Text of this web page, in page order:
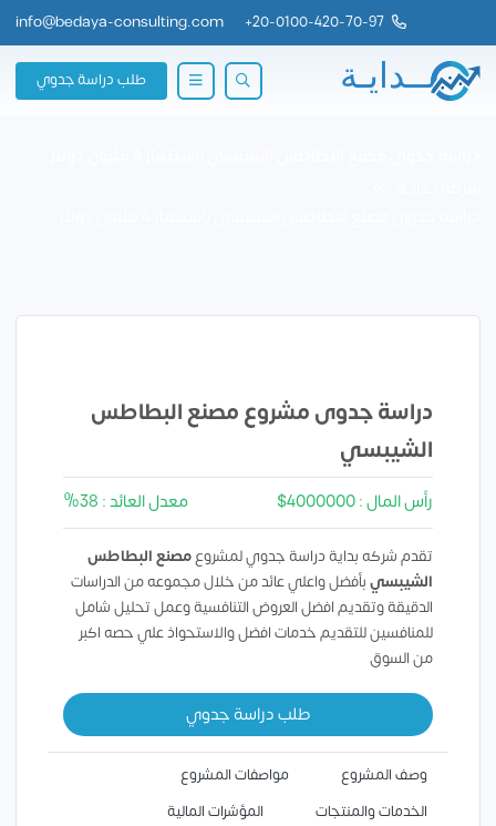
20-0100-420-70-97
+
info@bedaya-consulting.com
طلب دراسة جدوي
دراسة جدوى مشروع مصنع البطاطس
الشيبسي
رأس المال : 4000000$ معدل العائد : 38%
تقدم شركه بداية دراسة جدوي لمشروعمصنع البطاطس
الشيبسيبأفضل واعلي عائد من خلال مجموعه من الدراسات
الدقيقة وتقديم افضل العروض التنافسية وعمل تحليل شامل
للمنافسين للتقديم خدمات افضل والاستحواذ علي حصه اكبر
من السوق
طلب دراسة جدوي
وصف المشروع
مواصفات المشروع
الخدمات والمنتجات
المؤشرات المالية